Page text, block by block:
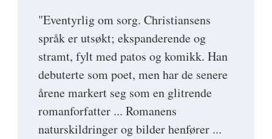
"Eventyrlig om sorg. Christiansens
språk er utsøkt; ekspanderende og
stramt, fylt med patos og komikk. Han
debuterte som poet, men har de senere
årene markert seg som en glitrende
romanforfatter ... Romanens
naturskildringer og bilder henfører ...